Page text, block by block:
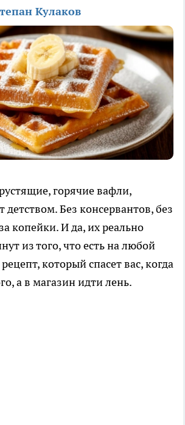
Кулаков
горячие вафли,
детством. Без консервантов, без
копейки. И да, их реально
из того, что есть на любой
который спасет вас, когда
а в магазин идти лень.